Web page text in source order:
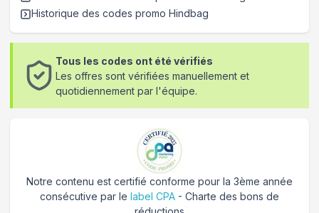
Historique des codes promo Hindbag
Tous les codes ont été vérifiés
Les offres sont vérifiées manuellement et
quotidiennement par l'équipe.
Notre contenu est certifié conforme pour la 3ème année
consécutive par le label CPA - Charte des bons de